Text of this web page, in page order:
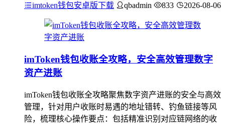
imtoken钱包安卓版下载 qbadmin 833 2026-08-06
imToken钱包收账全攻略，安全高效管理数字
资产进账
imToken钱包收账全攻略聚焦数字资产进账的安全与高效
管理，针对用户收账时易遇的地址错转、钓鱼链接等风
险，梳理核心操作要点：包括精准识别对应链网络的收